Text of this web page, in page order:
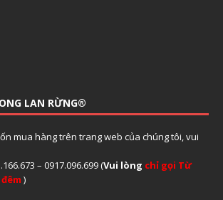
LAN RỪNG®
mua hàng trên trang web của chúng tôi, vui
– 0917.096.699 (Vui lòng chỉ gọi Từ
)